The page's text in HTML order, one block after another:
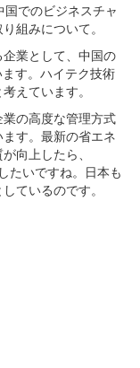
でのビジネスチャ
組みについて。
業として、中国の
す。ハイテク技術
えています。
の高度な管理方式
す。最新の省エネ
向上したら、
たいですね。日本も
ているのです。